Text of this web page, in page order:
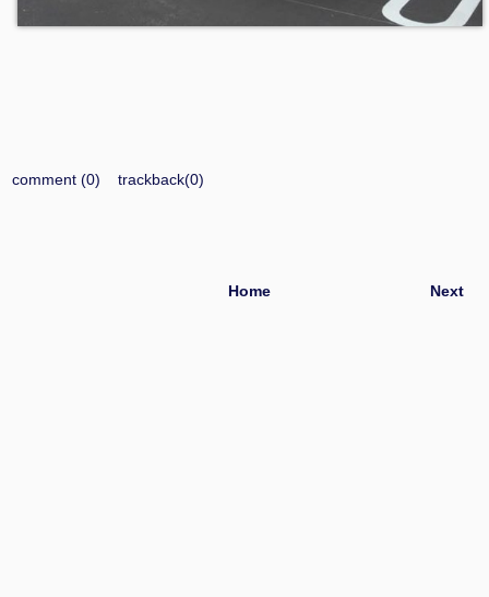
comment (0) trackback(0)
Next
Home